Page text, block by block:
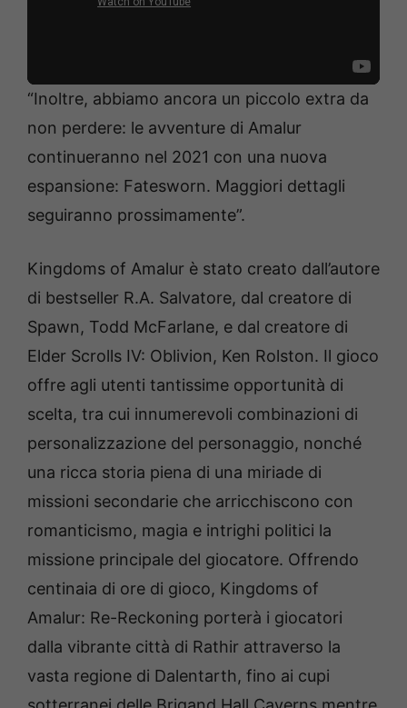
“Inoltre, abbiamo ancora un piccolo extra da
non perdere: le avventure di Amalur
continueranno nel 2021 con una nuova
espansione: Fatesworn. Maggiori dettagli
seguiranno prossimamente”.
Kingdoms of Amalur è stato creato dall’autore
di bestseller R.A. Salvatore, dal creatore di
Spawn, Todd McFarlane, e dal creatore di
Elder Scrolls IV: Oblivion, Ken Rolston. Il gioco
offre agli utenti tantissime opportunità di
scelta, tra cui innumerevoli combinazioni di
personalizzazione del personaggio, nonché
una ricca storia piena di una miriade di
missioni secondarie che arricchiscono con
romanticismo, magia e intrighi politici la
missione principale del giocatore. Offrendo
centinaia di ore di gioco, Kingdoms of
Amalur: Re-Reckoning porterà i giocatori
dalla vibrante città di Rathir attraverso la
vasta regione di Dalentarth, fino ai cupi